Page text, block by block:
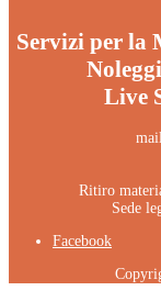
Servizi per la
Live
Ritiro
Sede
Facebook